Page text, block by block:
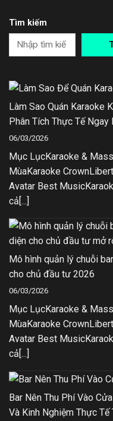
Tìm kiếm
Làm Sao Quán Karaoke
Phân Tích Thực Tế Ngay
06/03/2026
Mục LụcKaraoke &
MùaKaraoke
Avatar Best
cả[...]
Mô hình quản lý chuỗi
cho chủ đầu tư 2026
06/03/2026
Mục LụcKaraoke &
MùaKaraoke
Avatar Best
cả[...]
Bar Nên Thu Phí Vào
Và Kinh Nghiệm Thực Tế